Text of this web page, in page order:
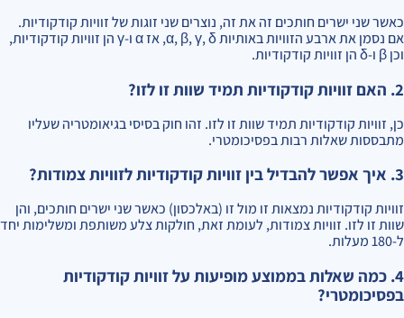
כאשר שני ישרים חותכים זה את זה, נוצרים שני זוגות של זוויות קודקודיות.
אם נסמן את ארבע הזוויות באותיות α, β, γ, δ, אז α ו-γ הן זוויות קודקודיות,
וכן β ו-δ הן זוויות קודקודיות.
2. האם זוויות קודקודיות תמיד שוות זו לזו?
כן, זוויות קודקודיות תמיד שוות זו לזו. זהו חוק בסיסי בגיאומטריה שעליו
מתבססות שאלות רבות בפסיכומטרי.
3. איך אפשר להבדיל בין זוויות קודקודיות לזוויות צמודות?
זוויות קודקודיות נמצאות זו מול זו (באלכסון) כאשר שני ישרים חותכים, והן
שוות זו לזו. זוויות צמודות, לעומת זאת, חולקות צלע משותפת ומשלימות יחד
ל-180 מעלות.
4. כמה שאלות בממוצע מופיעות על זוויות קודקודיות
בפסיכומטרי?